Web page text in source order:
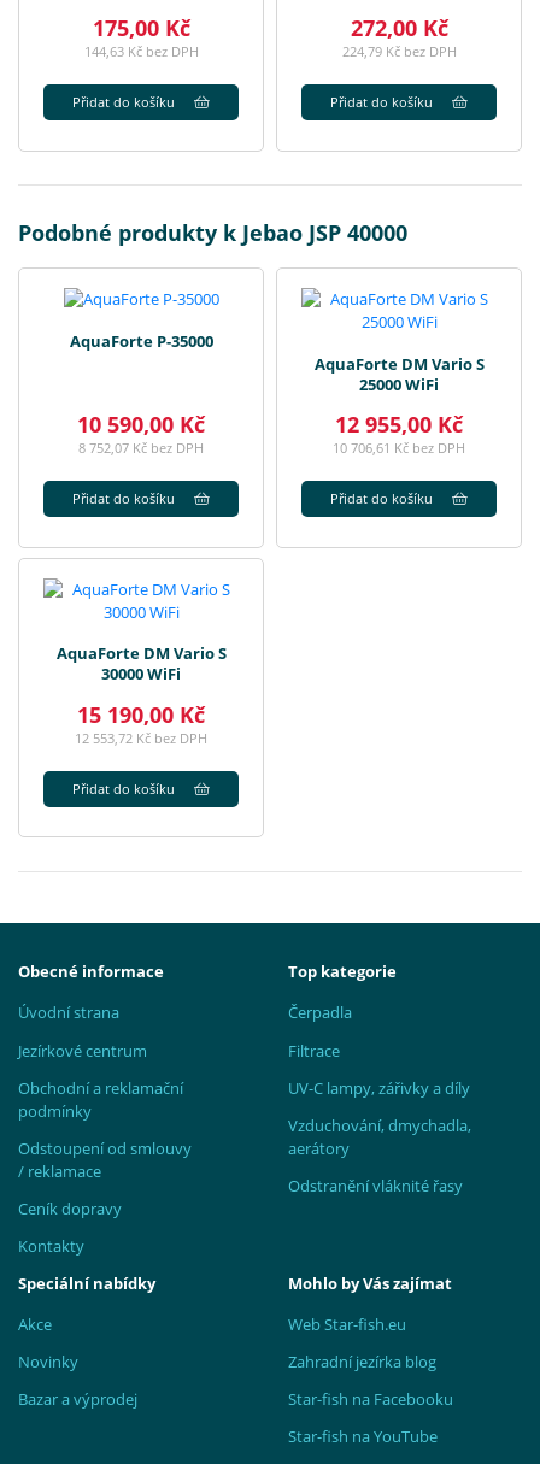
175,00 Kč
144,63 Kč bez DPH
Přidat do košíku
272,00 Kč
224,79 Kč bez DPH
Přidat do košíku
Podobné produkty k Jebao JSP 40000
AquaForte P-35000
10 590,00 Kč
8 752,07 Kč bez DPH
Přidat do košíku
AquaForte DM Vario S
25000 WiFi
12 955,00 Kč
10 706,61 Kč bez DPH
Přidat do košíku
AquaForte DM Vario S
30000 WiFi
15 190,00 Kč
12 553,72 Kč bez DPH
Přidat do košíku
Obecné informace
Úvodní strana
Jezírkové centrum
Obchodní a reklamační
podmínky
Odstoupení od smlouvy
/ reklamace
Ceník dopravy
Kontakty
Top kategorie
Čerpadla
Filtrace
UV-C lampy, zářivky a díly
Vzduchování, dmychadla,
aerátory
Odstranění vláknité řasy
Speciální nabídky
Akce
Novinky
Bazar a výprodej
Mohlo by Vás zajímat
Web Star-fish.eu
Zahradní jezírka blog
Star-fish na Facebooku
Star-fish na YouTube